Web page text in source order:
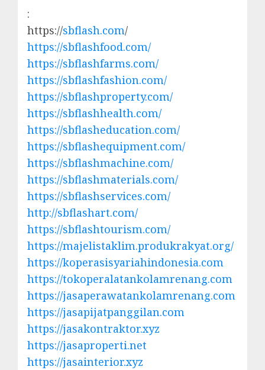
:
https://sbflash.com/
https://sbflashfood.com/
https://sbflashfarms.com/
https://sbflashfashion.com/
https://sbflashproperty.com/
https://sbflashhealth.com/
https://sbflasheducation.com/
https://sbflashequipment.com/
https://sbflashmachine.com/
https://sbflashmaterials.com/
https://sbflashservices.com/
http://sbflashart.com/
https://sbflashtourism.com/
https://majelistaklim.produkrakyat.org/
https://koperasisyariahindonesia.com
https://tokoperalatankolamrenang.com
https://jasaperawatankolamrenang.com
https://jasapijatpanggilan.com
https://jasakontraktor.xyz
https://jasaproperti.net
https://jasainterior.xyz